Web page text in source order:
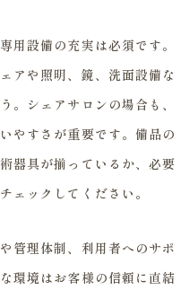
用設備の充実は必須です。
アや照明、鏡、洗面設備な
。シェアサロンの場合も、
やすさが重要です。備品の
器具が揃っているか、必要
ェックしてください。
管理体制、利用者へのサポ
環境はお客様の信頼に直結